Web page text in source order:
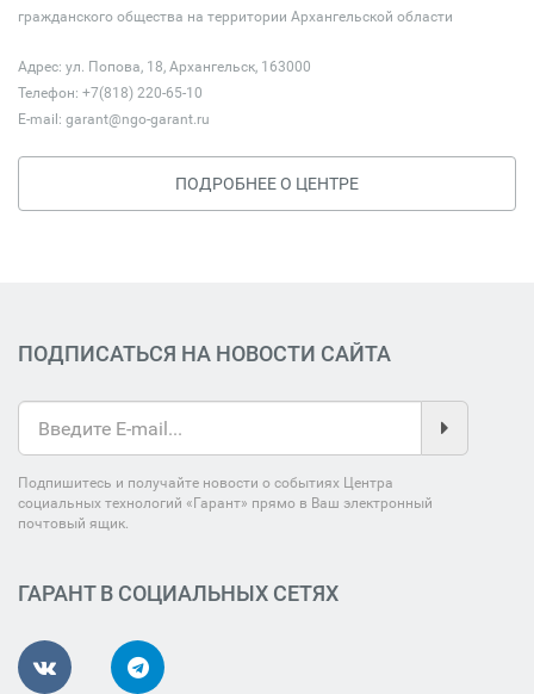
гражданского общества на территории Архангельской области
Адрес: ул. Попова, 18, Архангельск, 163000
Телефон: +7(818) 220-65-10
E-mail: garant@ngo-garant.ru
ПОДРОБНЕЕ О ЦЕНТРЕ
ПОДПИСАТЬСЯ НА НОВОСТИ САЙТА
Подпишитесь и получайте новости о событиях Центра
социальных технологий «Гарант» прямо в Ваш электронный
почтовый ящик.
ГАРАНТ В СОЦИАЛЬНЫХ СЕТЯХ